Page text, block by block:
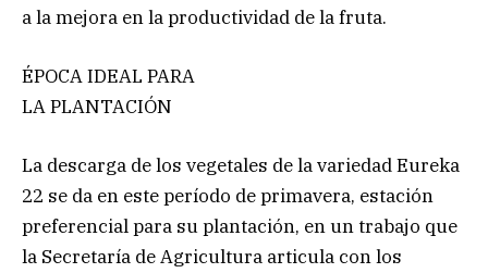
a la mejora en la productividad de la fruta.
ÉPOCA IDEAL PARA
LA PLANTACIÓN
La descarga de los vegetales de la variedad Eureka
22 se da en este período de primavera, estación
preferencial para su plantación, en un trabajo que
la Secretaría de Agricultura articula con los